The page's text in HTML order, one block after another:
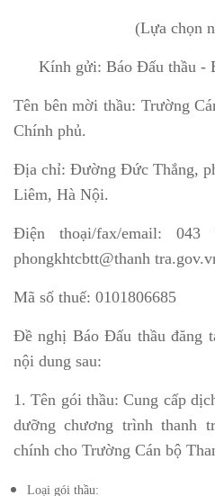
(Lựa chọn
Kính gửi: Báo Đấu thầu -
Tên bên mời thầu: Trường
Chính phủ.
Địa chỉ: Đường Đức Thắng,
Liêm, Hà Nội.
Điện thoại/fax/email: 043
phongkhtcbtt@thanh
Mã số thuế: 0101806685
Đề nghị Báo Đấu thầu đăng
nội dung sau:
1. Tên gói thầu: Cung cấp
dưỡng chương trình thanh
chính cho Trường Cán bộ
Loại gói thầu: